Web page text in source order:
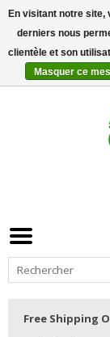
Free Shipping
En visitant notre
derniers nous
clientèle et son
Masquer ce